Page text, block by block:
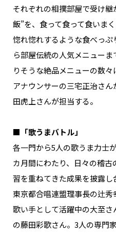
それぞれの相撲部屋で受け
飯”を、食って食って食いま
惚れ惚れするような食べっ
ら部屋伝統の人気メニュー
りそうな絶品メニューの数
アナウンサーの三宅正治さ
田虎上さんが担当する。
■「歌うまバトル」
各一門から5人の歌うま力士
カ月間にわたり、日々の稽
習を重ねてきた成果を披露し
東京都合唱連盟理事長の辻
歌い手として活躍中の大至
の藤田彩歌さん。3人の専門